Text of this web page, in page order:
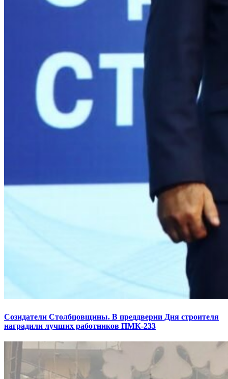
Созидатели Столбцовщины. В преддверии Дня строителя
наградили лучших работников ПМК-233